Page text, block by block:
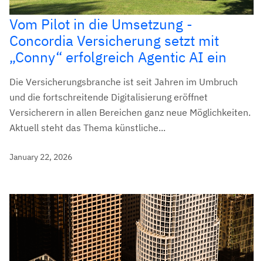
Vom Pilot in die Umsetzung -
Concordia Versicherung setzt mit
„Conny“ erfolgreich Agentic AI ein
Die Versicherungsbranche ist seit Jahren im Umbruch
und die fortschreitende Digitalisierung eröffnet
Versicherern in allen Bereichen ganz neue Möglichkeiten.
Aktuell steht das Thema künstliche...
January 22, 2026